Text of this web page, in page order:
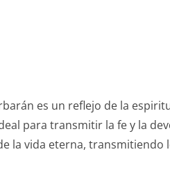
es un reflejo de la
para transmitir la fe y la
la vida eterna, transmitiendo